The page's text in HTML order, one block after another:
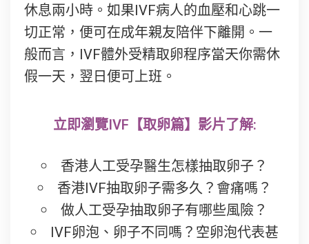
休息兩小時。如果IVF病人的血壓和心跳一
切正常，便可在成年親友陪伴下離開。一
般而言，IVF體外受精取卵程序當天你需休
假一天，翌日便可上班。
立即瀏覽IVF【取卵篇】影片了解:
香港人工受孕醫生怎樣抽取卵子？
香港IVF抽取卵子需多久？會痛嗎？
做人工受孕抽取卵子有哪些風險？
IVF卵泡、卵子不同嗎？空卵泡代表甚